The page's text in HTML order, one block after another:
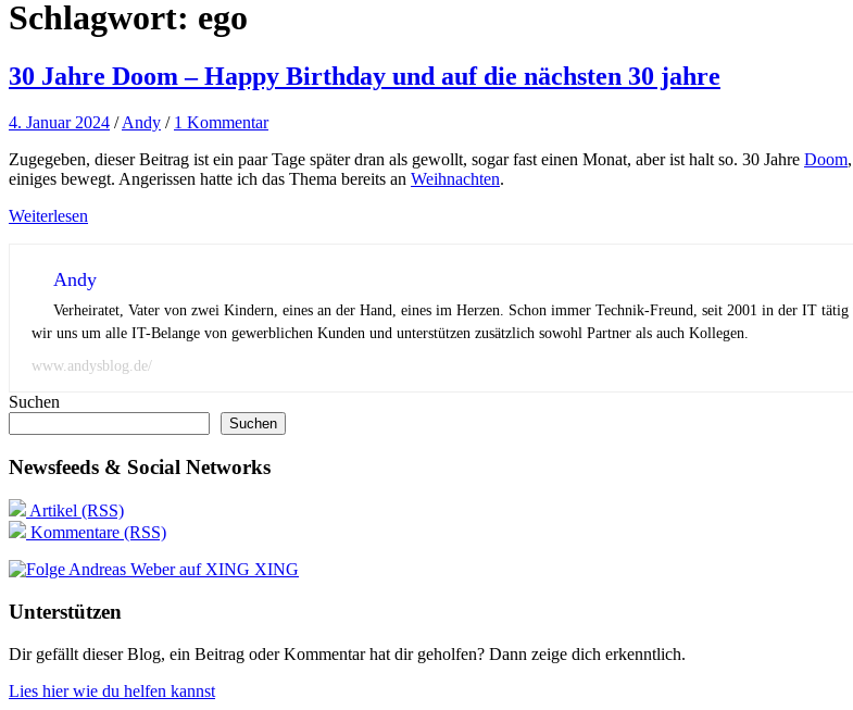
Schlagwort: ego
30 Jahre Doom – Happy Birthday und auf die nächsten 30 jahre
4. Januar 2024 /Andy / 1 Kommentar
Zugegeben, dieser Beitrag ist ein paar Tage später dran als gewollt, sogar fast einen Monat, aber ist halt so. 30 Jahre Doom
einiges bewegt. Angerissen hatte ich das Thema bereits an Weihnachten.
Weiterlesen
Andy
Verheiratet, Vater von zwei Kindern, eines an der Hand, eines im Herzen. Schon immer Technik-Freund, seit 2001 in der IT
wir uns um alle IT-Belange von gewerblichen Kunden und unterstützen zusätzlich sowohl Partner als auch Kollegen.
www.andysblog.de/
Suchen
Suchen
Newsfeeds & Social Networks
Artikel (RSS)
Kommentare (RSS)
XING
Unterstützen
Dir gefällt dieser Blog, ein Beitrag oder Kommentar hat dir geholfen? Dann zeige dich erkenntlich.
Lies hier wie du helfen kannst